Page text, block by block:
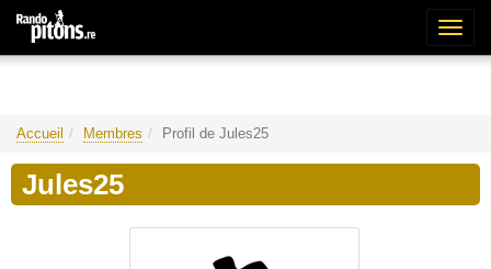
Accueil Membres Profil de Jules25
Jules25